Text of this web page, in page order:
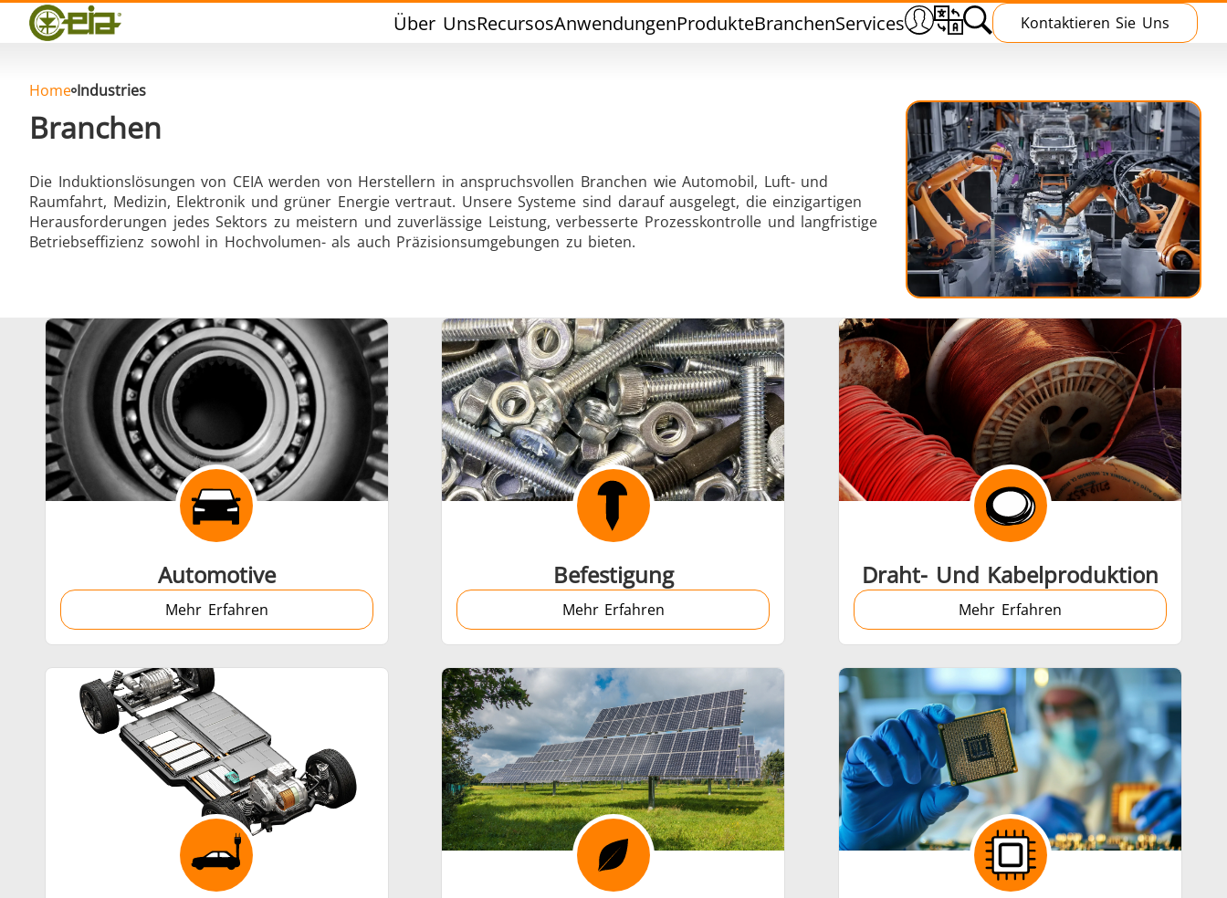
Über UnsRecursosAnwendungenProdukteBranchenServices Kontaktieren Sie Uns
Qualität
Veranstaltungen
FAQ
Hartlöten Weichlöten Werkzeuglöten Wärmebehandlung
Aluminumlöten Verschlussversiegelung Warm Umformen / Schmieden Induktive Aushärtung
Schrumpfverbindung
Generator mit Controller Generatoren Steuergeräte Zubehoer
Serie SH Heizkopf Induktionsspulen
Automotive Draht- und Kabelproduktion Elektrofahrzeuge (EV)
Home Industries
Branchen
Die Induktionslösungen von CEIA werden von Herstellern in anspruchsvollen Branchen wie Automobil, Luft- und
Raumfahrt, Medizin, Elektronik und grüner Energie vertraut. Unsere Systeme sind darauf ausgelegt, die einzigartigen
Herausforderungen jedes Sektors zu meistern und zuverlässige Leistung, verbesserte Prozesskontrolle und langfristige
Betriebseffizienz sowohl in Hochvolumen- als auch Präzisionsumgebungen zu bieten.
Automotive
Mehr Erfahren
Befestigung
Mehr Erfahren
Draht- Und Kabelproduktion
Mehr Erfahren